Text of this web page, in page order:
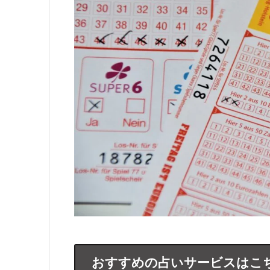
おすすめの占いサービスはこ